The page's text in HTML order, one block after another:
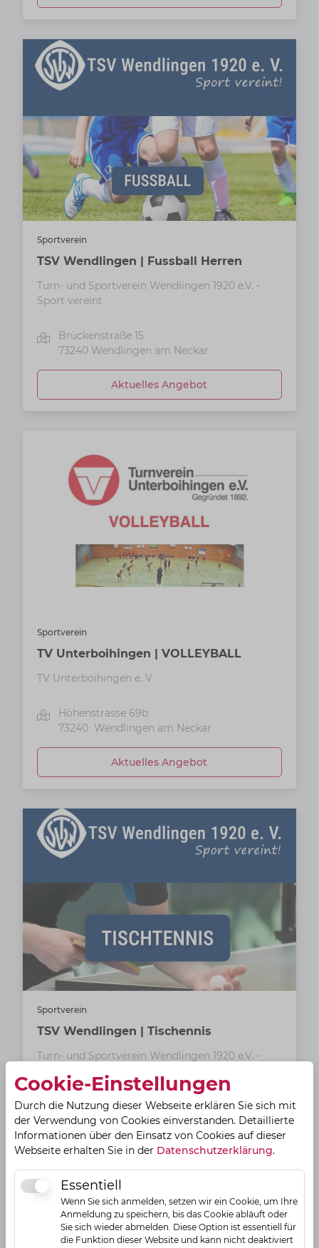
Sportverein
TSV Wendlingen | Fussball Herren
Turn- und Sportverein Wendlingen 1920 e.V. -
Sport vereint
Brückenstraße 15
73240 Wendlingen am Neckar
Aktuelles Angebot
Sportverein
TV Unterboihingen | VOLLEYBALL
TV Unterboihingen e. V
Höhenstrasse 69b
73240 Wendlingen am Neckar
Aktuelles Angebot
Sportverein
TSV Wendlingen | Tischennis
Turn- und Sportverein Wendlingen 1920 e.V. -
Brückenstraße 15
73240 Wendlingen am Neckar
Aktuelles Angebot
Cookie-Einstellungen
Durch die Nutzung dieser Webseite erklären Sie sich mit
der Verwendung von Cookies einverstanden. Detaillierte
Informationen über den Einsatz von Cookies auf dieser
Webseite erhalten Sie in der Datenschutzerklärung.
EssentiellEssentiell
Wenn Sie sich anmelden, setzen wir ein Cookie, um Ihre
Anmeldung zu speichern, bis das Cookie abläuft oder
Sie sich wieder abmelden. Diese Option ist essentiell für
die Funktion dieser Website und kann nicht deaktiviert